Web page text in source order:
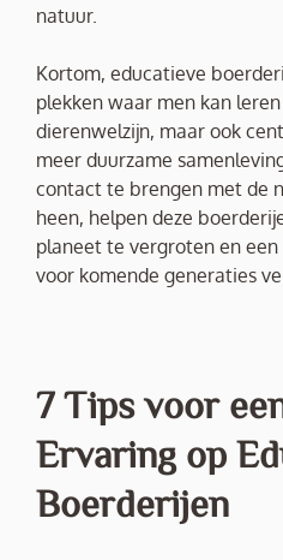
natuur.
Kortom, educatieve
plekken waar men kan
dierenwelzijn, maar ook
meer duurzame
contact te brengen met de
heen, helpen deze
planeet te vergroten en
voor komende generaties
7 Tips voor
Ervaring op
Boerderijen